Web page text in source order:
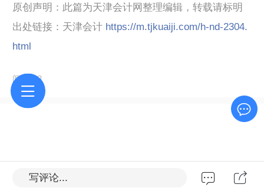
原创声明：此篇为天津会计网整理编辑，转载请标明
出处链接：天津会计 https://m.tjkuaiji.com/h-nd-2304.
html
阅读 83
写评论...